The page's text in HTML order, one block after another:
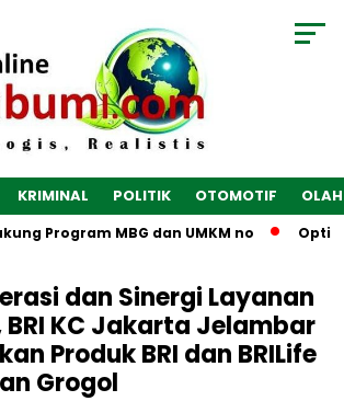
KRIMINAL POLITIK OTOMOTIF
Program MBG dan UMKM no
dan Sinergi Layanan
BRI KC Jakarta Jelambar
Produk BRI dan BRILife
Grogol